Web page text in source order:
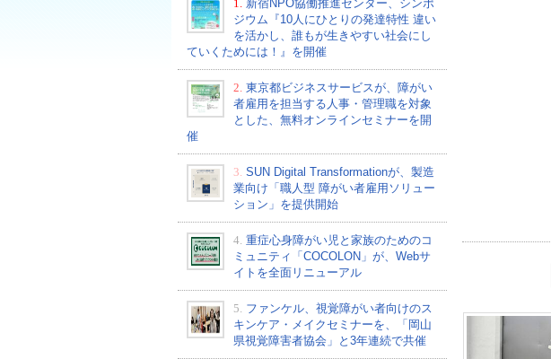
1.
新宿NPO協働推進センター、シンポ
ジウム『10人にひとりの発達特性 違い
を活かし、誰もが生きやすい社会にし
ていくためには！』を開催
2. 東京都ビジネスサービスが、障がい
者雇用を担当する人事・管理職を対象
とした、無料オンラインセミナーを開
催
3. SUN Digital Transformationが、製造
業向け「職人型 障がい者雇用ソリュー
ション」を提供開始
4. 重症心身障がい児と家族のためのコ
ミュニティ「COCOLON」が、Webサ
イトを全面リニューアル
5. ファンケル、視覚障がい者向けのス
キンケア・メイクセミナーを、「岡山
県視覚障害者協会」と3年連続で共催